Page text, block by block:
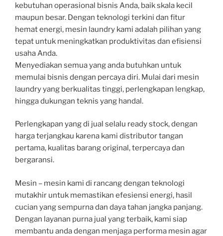
kebutuhan operasional bisnis Anda, baik skala kecil
maupun besar. Dengan teknologi terkini dan fitur
hemat energi, mesin laundry kami adalah pilihan yang
tepat untuk meningkatkan produktivitas dan efisiensi
usaha Anda.
Menyediakan semua yang anda butuhkan untuk
memulai bisnis dengan percaya diri. Mulai dari mesin
laundry yang berkualitas tinggi, perlengkapan lengkap,
hingga dukungan teknis yang handal.
Perlengkapan yang di jual selalu ready stock, dengan
harga terjangkau karena kami distributor tangan
pertama, kualitas barang original, terpercaya dan
bergaransi.
Mesin – mesin kami di rancang dengan teknologi
mutakhir untuk memastikan efesiensi energi, hasil
cucian yang sempurna dan daya tahan jangka panjang.
Dengan layanan purna jual yang terbaik, kami siap
membantu anda dengan menjaga performa mesin agar